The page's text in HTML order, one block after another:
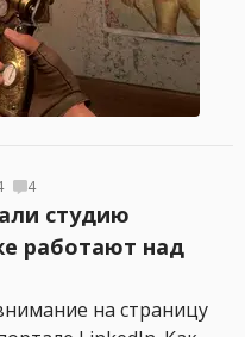
4
студию
работают над
на страницу